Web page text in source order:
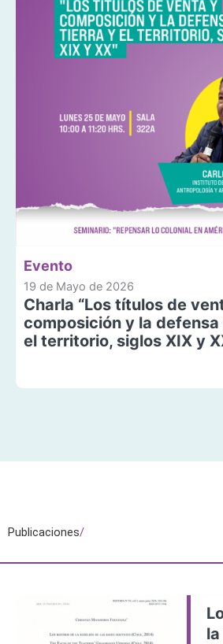
Evento
19 de Mayo de 2026
Charla “Los títulos de
composición y la
el territorio, siglos XIX y
Publicaciones/